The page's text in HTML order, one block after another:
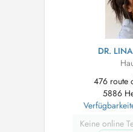
DR.
476 route
5886
Keine online